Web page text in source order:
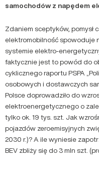
samochodów z napędem
Zdaniem sceptyków, pomysł
elektromobilność spowoduje
systemie elektro-
faktycznie jest to powód do
cyklicznego raportu PSPA
osobowych i dostawczych
Polsce doprowadziło do
elektroenergetycznego o
tylko ok. 19 tys. szt. Jak
pojazdów zeroemisyjnych
2030 r.)? A ile wyniesie
BEV zbliży się do 3 mln szt.